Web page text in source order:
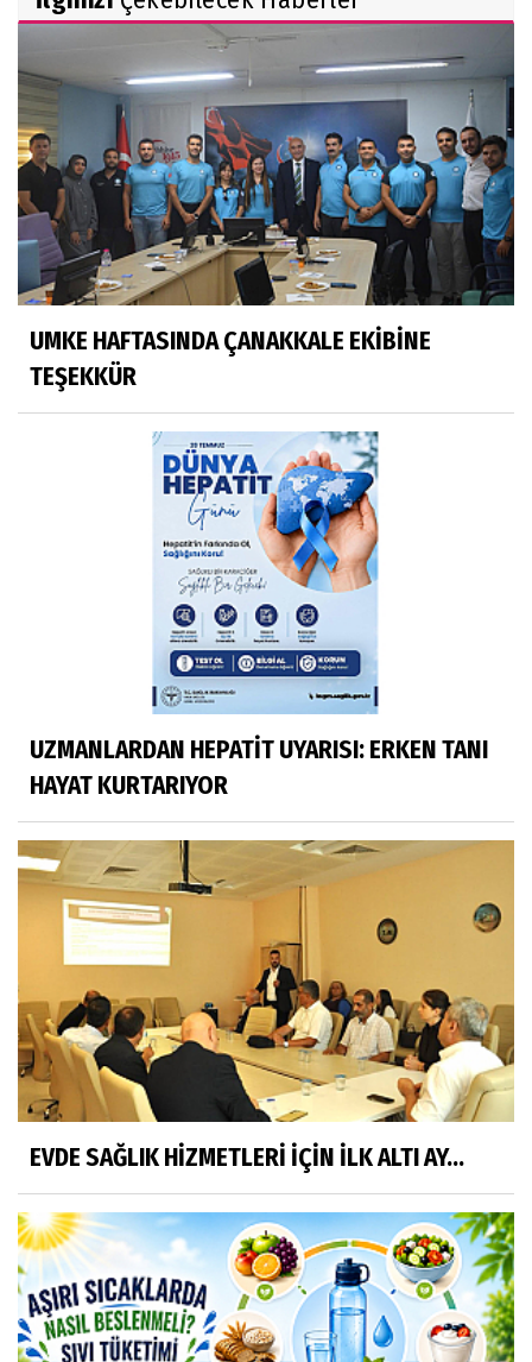
UMKE HAFTASINDA ÇANAKKALE EKİBİNE
TEŞEKKÜR
UZMANLARDAN HEPATİT UYARISI: ERKEN TANI
HAYAT KURTARIYOR
EVDE SAĞLIK HİZMETLERİ İÇİN İLK ALTI AY...